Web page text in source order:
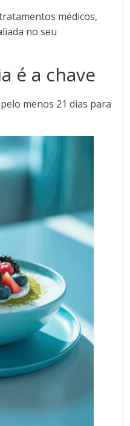
médicos,
no seu
é a chave
menos 21 dias para